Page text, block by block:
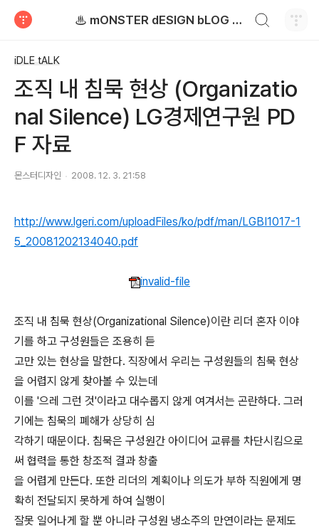
♨ mONSTER dESIGN bLOG - 몬스터디자인 블로그
iDLE tALK
조직 내 침묵 현상 (Organizatio
nal Silence) LG경제연구원 PD
F 자료
몬스터디자인 2008. 12. 3. 21:58
http://www.lgeri.com/uploadFiles/ko/pdf/man/LGBI1017-1
5_20081202134040.pdf
invalid-file
조직 내 침묵 현상(Organizational Silence)이란 리더 혼자 이야
기를 하고 구성원들은 조용히 듣
고만 있는 현상을 말한다. 직장에서 우리는 구성원들의 침묵 현상
을 어렵지 않게 찾아볼 수 있는데
이를 '으레 그런 것'이라고 대수롭지 않게 여겨서는 곤란하다. 그러
기에는 침묵의 폐해가 상당히 심
각하기 때문이다. 침묵은 구성원간 아이디어 교류를 차단시킴으로
써 협력을 통한 창조적 결과 창출
을 어렵게 만든다. 또한 리더의 계획이나 의도가 부하 직원에게 명
확히 전달되지 못하게 하여 실행이
잘못 일어나게 할 뿐 아니라 구성원 냉소주의 만연이라는 문제도